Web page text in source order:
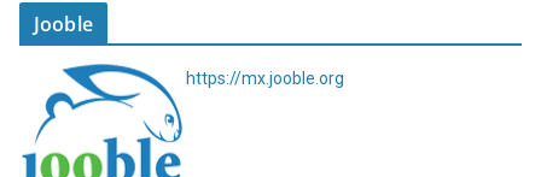
Jooble
https://mx.jooble.org